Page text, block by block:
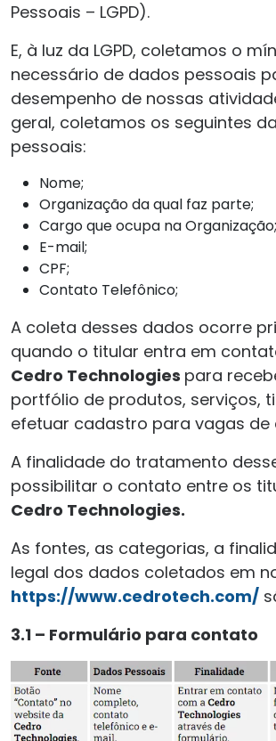
Pessoais – LGPD).
E, à luz da LGPD, coletamos o
necessário de dados pessoais
desempenho de nossas
geral, coletamos os seguintes
pessoais:
Nome;
Organização da qual faz parte;
Cargo que ocupa na Organização;
E-mail;
CPF;
Contato Telefônico;
A coleta desses dados ocorre
quando o titular entra em
Cedro Technologies para
portfólio de produtos, serviços,
efetuar cadastro para vagas de
A finalidade do tratamento
possibilitar o contato entre os
Cedro Technologies.
As fontes, as categorias, a
legal dos dados coletados em
https://www.cedrotech.com/
3.1 – Formulário para contato